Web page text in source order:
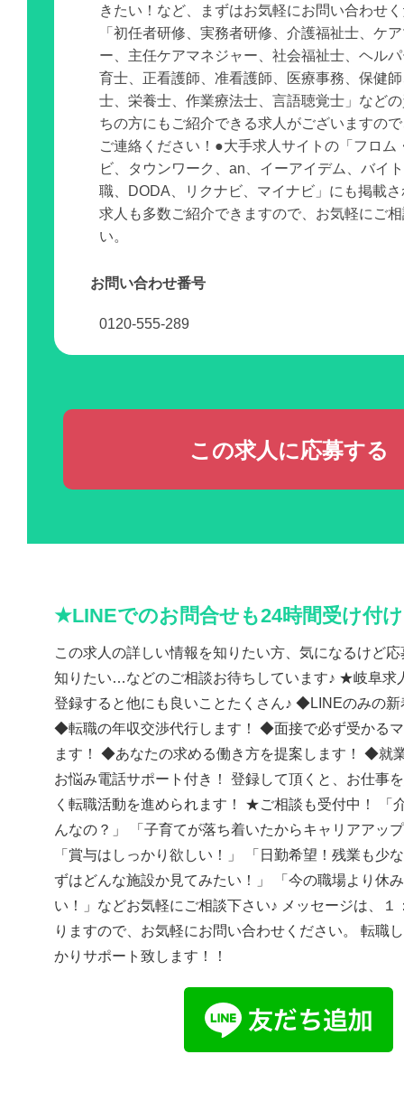
きたい！など、まずはお気軽にお問い合わせ
「初任者研修、実務者研修、介護福祉士、ケ
ー、主任ケアマネジャー、社会福祉士、ヘル
育士、正看護師、准看護師、医療事務、保健
士、栄養士、作業療法士、言語聴覚士」など
ちの方にもご紹介できる求人がございますの
ご連絡ください！●大手求人サイトの「フロム
ビ、タウンワーク、an、イーアイデム、バイ
職、DODA、リクナビ、マイナビ」にも掲載
求人も多数ご紹介できますので、お気軽にご
い。
お問い合わせ番号
0120-555-289
この求人に応募する
★LINEでのお問合せも24時間受け付
この求人の詳しい情報を知りたい方、気になるけど
知りたい…などのご相談お待ちしています♪ ★岐阜求
登録すると他にも良いことたくさん♪ ◆LINEのみの
◆転職の年収交渉代行します！ ◆面接で必ず受かる
ます！ ◆あなたの求める働き方を提案します！ ◆就
お悩み電話サポート付き！ 登録して頂くと、お仕事
く転職活動を進められます！ ★ご相談も受付中！ 「
んなの？」 「子育てが落ち着いたからキャリアアッ
「賞与はしっかり欲しい！」 「日勤希望！残業も少
ずはどんな施設か見てみたい！」 「今の職場より休
い！」などお気軽にご相談下さい♪ メッセージは、１
りますので、お気軽にお問い合わせください。 転職
かりサポート致します！！